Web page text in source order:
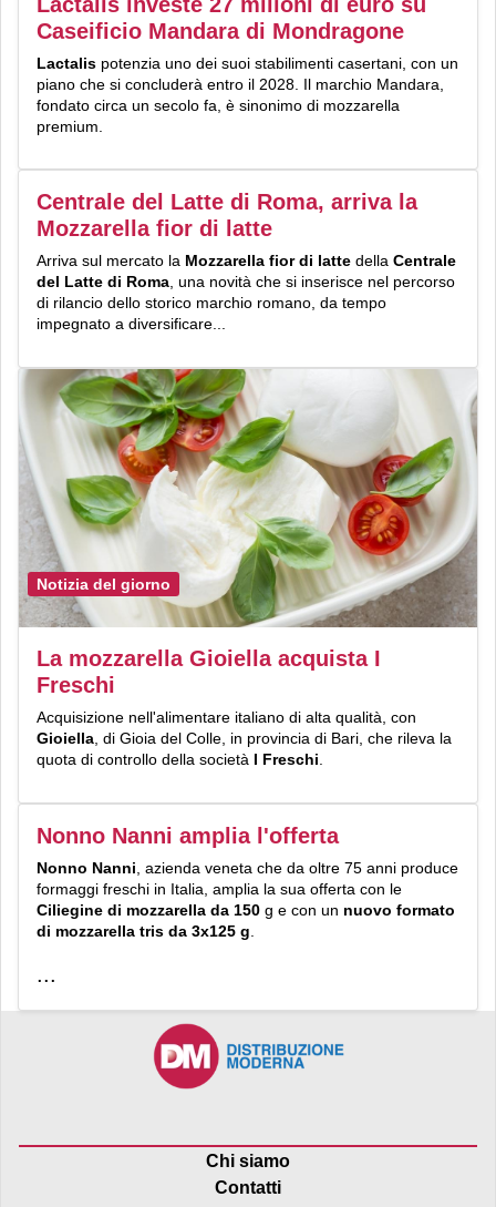
Caseificio Mandara di Mondragone
Lactalis potenzia uno dei suoi stabilimenti casertani, con un
piano che si concluderà entro il 2028. Il marchio Mandara,
fondato circa un secolo fa, è sinonimo di mozzarella
premium.
Centrale del Latte di Roma, arriva la
Mozzarella fior di latte
Arriva sul mercato la Mozzarella fior di latte della Centrale
del Latte di Roma, una novità che si inserisce nel percorso
di rilancio dello storico marchio romano, da tempo
impegnato a diversificare...
Notizia del giorno
La mozzarella Gioiella acquista I
Freschi
Acquisizione nell'alimentare italiano di alta qualità, con
Gioiella , di Gioia del Colle, in provincia di Bari, che rileva la
quota di controllo della società I Freschi
Nonno Nanni amplia l'offerta
Nonno Nanni , azienda veneta che da oltre 75 anni produce
formaggi freschi in Italia, amplia la sua offerta con le
Ciliegine di mozzarella da 150 g e con un nuovo formato
di mozzarella tris da 3x125 g
...
Chi siamo
Contatti